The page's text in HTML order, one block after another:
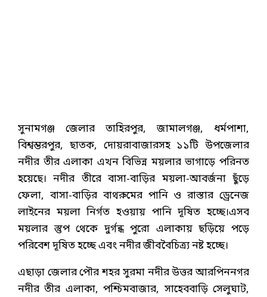
সুনামগঞ্জ জেলার তাহিরপুর, জামালগঞ্জ, ধর্মপাশা,
বিশ্বম্ভরপুর, ছাতক, দোয়রাবাজারসহ ১১টি উপজেলার
নদীর তীর এলাকা এখন বিভিন্ন ময়লার ভাগাড়ে পরিনত
হয়েছে। নদীর তীরে বাসা-বাড়ির ময়লা-আবর্জনা ছুঁড়ে
ফেলা, বাসা-বাড়ির বাথরুমের পানি ও রাস্তার ড্রেনেজ
লাইনের ময়লা নির্গত হওয়ায় পানি দূষিত হচ্ছে।এসব
ময়লার স্তুপ থেকে দুর্গন্ধ পুরো এলাকায় ছড়িয়ে পড়ে
পরিবেশ দূষিত হচ্ছে এবং নদীর জীববৈচিত্র্য নষ্ট হচ্ছে।
এছাড়া জেলার পৌর শহর সুরমা নদীর উত্তর আরপিননগর
নদীর তীর এলাকা, পশ্চিমবাজার, সাহেববাড়ি সেলুঘাট,